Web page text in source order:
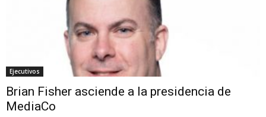
Ejecutivos
Brian Fisher asciende a la presidencia de
MediaCo